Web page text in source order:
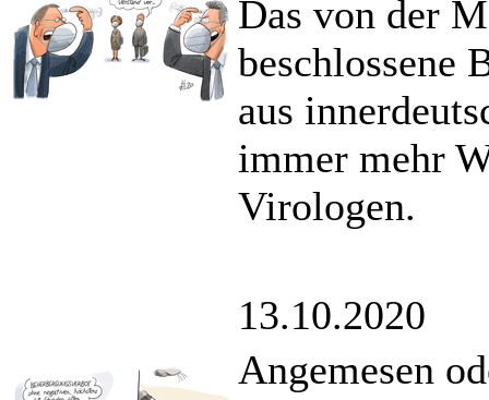
Das von der
beschlossene
aus
immer mehr
Virologen.
13.10.2020
Angemesen